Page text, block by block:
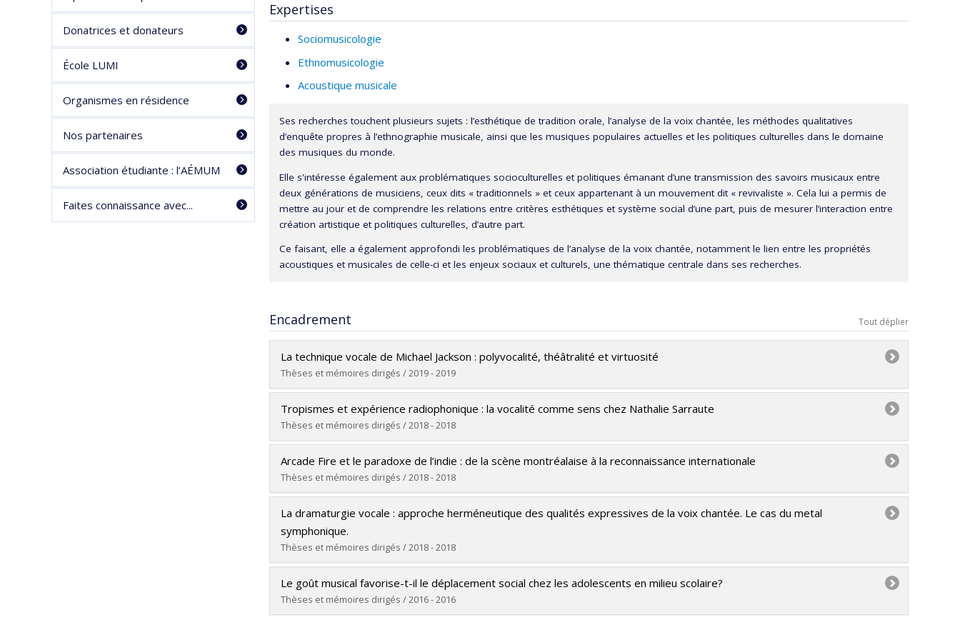
Expertises
Sociomusicologie
Ethnomusicologie
Acoustique musicale
Ses recherches touchent plusieurs sujets : l’esthétique de tradition orale, l’analyse de la voix chantée, les méthodes qualitatives
d’enquête propres à l’ethnographie musicale, ainsi que les musiques populaires actuelles et les politiques culturelles dans le domaine
des musiques du monde.
Elle s'intéresse également aux problématiques socioculturelles et politiques émanant d’une transmission des savoirs musicaux entre
deux générations de musiciens, ceux dits « traditionnels » et ceux appartenant à un mouvement dit « revivaliste ». Cela lui a permis de
mettre au jour et de comprendre les relations entre critères esthétiques et système social d’une part, puis de mesurer l’interaction entre
création artistique et politiques culturelles, d’autre part.
Ce faisant, elle a également approfondi les problématiques de l’analyse de la voix chantée, notamment le lien entre les propriétés
acoustiques et musicales de celle-ci et les enjeux sociaux et culturels, une thématique centrale dans ses recherches.
Encadrement Tout déplier
La technique vocale de Michael Jackson : polyvocalité, théâtralité et virtuosité
Thèses et mémoires dirigés / 2019 - 2019
Diplômé(e) :Recly, Mathilde
Cycle : Maîtrise
Diplôme obtenu :M.A.
Lien vers le document dans Papyrus
Tropismes et expérience radiophonique : la vocalité comme sens chez Nathalie Sarraute
Thèses et mémoires dirigés / 2018 - 2018
Diplômé(e) :Lacombe, Rachel
Cycle : Maîtrise
Diplôme obtenu :M.A.
Lien vers le document dans Papyrus
Arcade Fire et le paradoxe de l’indie : de la scène montréalaise à la reconnaissance internationale
Thèses et mémoires dirigés / 2018 - 2018
Diplômé(e) :Amengual Garí, Margalida
Cycle :Maîtrise
Diplôme obtenu :M. Mus.
Lien vers le document dans Papyrus
La dramaturgie vocale : approche herméneutique des qualités expressives de la voix chantée. Le cas du metal
symphonique.
Thèses et mémoires dirigés / 2018 - 2018
Diplômé(e) :Le Rolle, Katia
Cycle : Maîtrise
Diplôme obtenu :M.A.
Le goût musical favorise-t-il le déplacement social chez les adolescents en milieu scolaire?
Thèses et mémoires dirigés / 2016 - 2016
Donatrices et donateurs
École LUMI
Organismes en résidence
Nos partenaires
Association étudiante : l’AÉMUM
Faites connaissance avec...